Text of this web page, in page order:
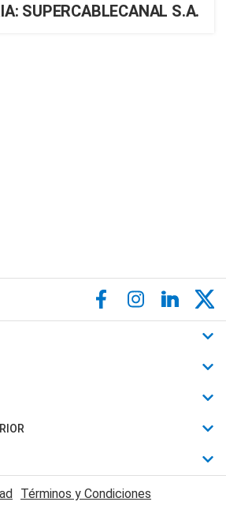
SUPERCABLECANAL S.A.
Términos y Condiciones